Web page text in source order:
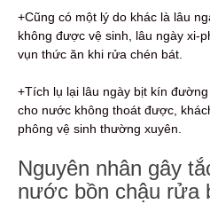
+Cũng có một lý do khác là lâu
không được vệ sinh, lâu ngày xi-
vụn thức ăn khi rửa chén bát.
+Tích lụ lại lâu ngày bịt kín
cho nước không thoát được,
phông vệ sinh thường xuyên.
Nguyên nhân gây
nước bồn chậu rửa